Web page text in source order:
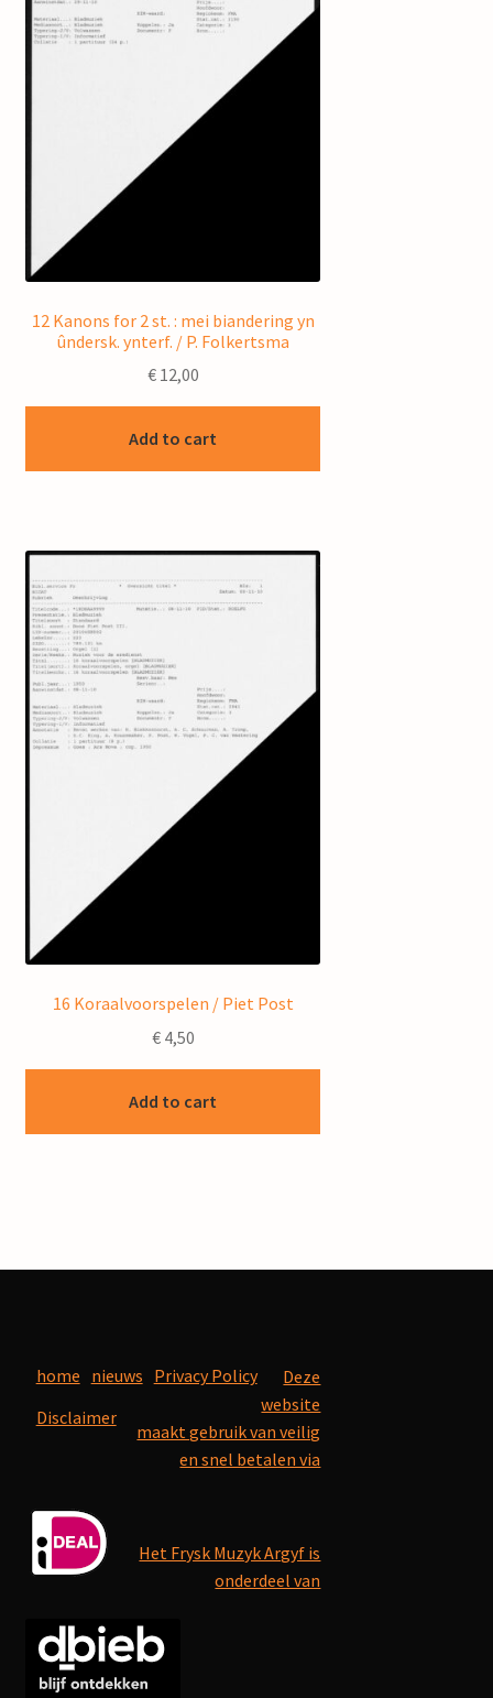
12 Kanons for 2 st. : mei biandering yn
ûndersk. ynterf. / P. Folkertsma
€12,00
Add to cart
16 Koraalvoorspelen / Piet Post
€4,50
Add to cart
home nieuws Privacy Policy
Disclaimer
Deze
website
maakt gebruik van veilig
en snel betalen via
Het Frysk Muzyk Argyf is
onderdeel van